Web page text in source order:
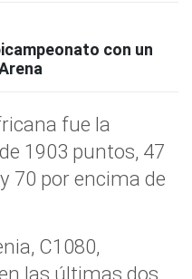
con un
fue la
1903 puntos, 47
70 por encima de
C1080,
las últimas dos